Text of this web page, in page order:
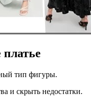
тип фигуры.
и скрыть недостатки.